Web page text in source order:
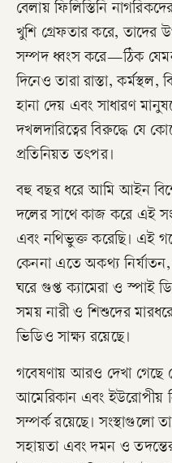
বেলায় ফিলিস্তিনি
খুশি গ্রেফতার করে, তাদের
সম্পদ ধ্বংস করে—ঠিক
দিনেও তারা রাস্তা,
হানা দেয় এবং সাধারণ
দখলদারিত্বের বিরুদ্ধে যে
প্রতিনিয়ত তৎপর।
বহু বছর ধরে আমি আইন
দলের সাথে কাজ করে এই
এবং নথিভুক্ত করেছি। এই
কেননা এতে অকথ্য
ঘরে গুপ্ত ক্যামেরা ও স্পাই
সময় নারী ও শিশুদের
ভিডিও সাক্ষ্য রয়েছে।
গবেষণায় আরও দেখা গেছে
আমেরিকান এবং ইউরোপীয়
সম্পর্ক রয়েছে। সংস্থাগুলো
সহায়তা এবং দমন ও